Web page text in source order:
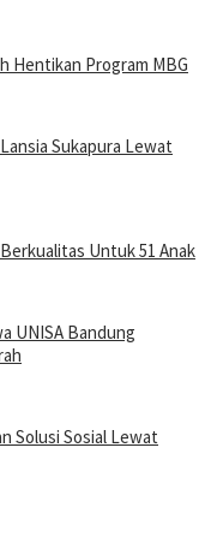
Hentikan Program MBG
Sukapura Lewat
Untuk 51 Anak
UNISA Bandung
Solusi Sosial Lewat